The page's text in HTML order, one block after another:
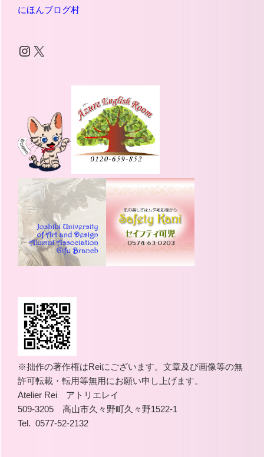
にほんブログ村
Instagram
X
※拙作の著作権はReiにございます。文章及び画像等の無
許可転載・転用等無用にお願い申し上げます。
Atelier Rei アトリエレイ
509-3205 高山市久々野町久々野1522-1
Tel. 0577-52-2132